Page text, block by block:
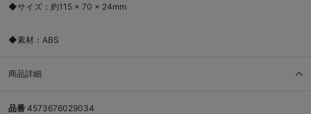
◆サイズ：約115 × 70 × 24mm
◆素材：ABS
商品詳細
品番 4573676029034